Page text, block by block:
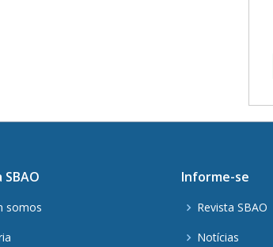
SBAO
somos
Informe-se
Revista SBAO
Notícias